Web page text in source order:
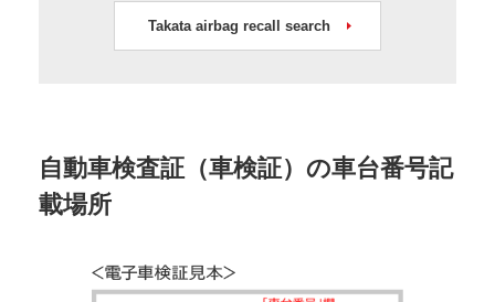
Takata airbag recall search
自動車検査証（車検証）の車台番号記
載場所